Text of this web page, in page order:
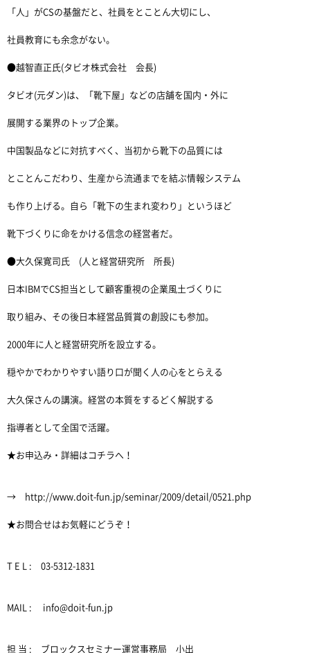
「人」がCSの基盤だと、社員をとことん大切にし、
社員教育にも余念がない。
●越智直正氏(タビオ株式会社 会長)
タビオ(元ダン)は、「靴下屋」などの店舗を国内・外に
展開する業界のトップ企業。
中国製品などに対抗すべく、当初から靴下の品質には
とことんこだわり、生産から流通までを結ぶ情報システム
も作り上げる。自ら「靴下の生まれ変わり」というほど
靴下づくりに命をかける信念の経営者だ。
●大久保寛司氏 (人と経営研究所 所長)
日本IBMでCS担当として顧客重視の企業風土づくりに
取り組み、その後日本経営品質賞の創設にも参加。
2000年に人と経営研究所を設立する。
穏やかでわかりやすい語り口が聞く人の心をとらえる
大久保さんの講演。経営の本質をするどく解説する
指導者として全国で活躍。
★お申込み・詳細はコチラへ！
→ http://www.doit-fun.jp/seminar/2009/detail/0521.php
★お問合せはお気軽にどうぞ！
T E L : 03-5312-1831
MAIL : info@doit-fun.jp
担 当 : ブロックスセミナー運営事務局 小出